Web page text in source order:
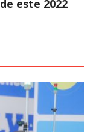
de este 2022